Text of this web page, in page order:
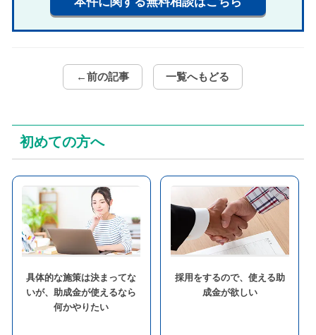
←前の記事 一覧へもどる
初めての方へ
具体的な施策は決まってな
いが、助成金が使えるなら
何かやりたい
採用をするので、使える助
成金が欲しい